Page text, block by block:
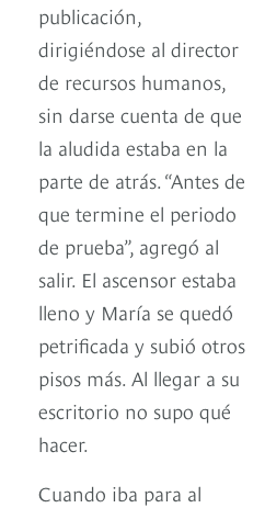
publicación,
dirigiéndose al director
de recursos humanos,
sin darse cuenta de que
la aludida estaba en la
parte de atrás. “Antes de
que termine el periodo
de prueba”, agregó al
salir. El ascensor estaba
lleno y María se quedó
petrificada y subió otros
pisos más. Al llegar a su
escritorio no supo qué
hacer.
Cuando iba para al